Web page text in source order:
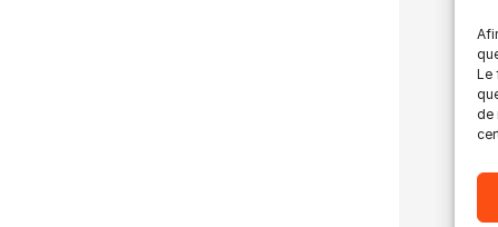
Le
de
À